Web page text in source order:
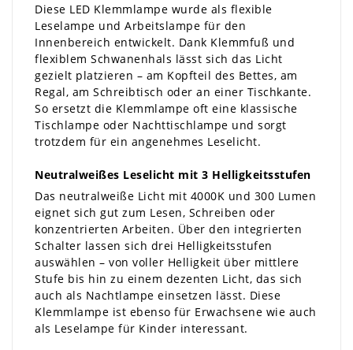
Diese LED Klemmlampe wurde als flexible
Leselampe und Arbeitslampe für den
Innenbereich entwickelt. Dank Klemmfuß und
flexiblem Schwanenhals lässt sich das Licht
gezielt platzieren – am Kopfteil des Bettes, am
Regal, am Schreibtisch oder an einer Tischkante.
So ersetzt die Klemmlampe oft eine klassische
Tischlampe oder Nachttischlampe und sorgt
trotzdem für ein angenehmes Leselicht.
Neutralweißes Leselicht mit 3 Helligkeitsstufen
Das neutralweiße Licht mit 4000K und 300 Lumen
eignet sich gut zum Lesen, Schreiben oder
konzentrierten Arbeiten. Über den integrierten
Schalter lassen sich drei Helligkeitsstufen
auswählen – von voller Helligkeit über mittlere
Stufe bis hin zu einem dezenten Licht, das sich
auch als Nachtlampe einsetzen lässt. Diese
Klemmlampe ist ebenso für Erwachsene wie auch
als Leselampe für Kinder interessant.